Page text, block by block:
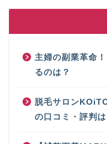
主婦の副業革命
るのは？
脱毛サロン
の口コミ・評判は